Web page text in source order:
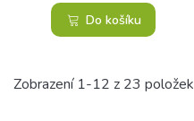
Do košíku
Zobrazení 1-12 z 23 položek